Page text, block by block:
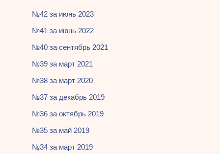
№42 за июнь 2023
№41 за июнь 2022
№40 за сентябрь 2021
№39 за март 2021
№38 за март 2020
№37 за декабрь 2019
№36 за октябрь 2019
№35 за май 2019
№34 за март 2019